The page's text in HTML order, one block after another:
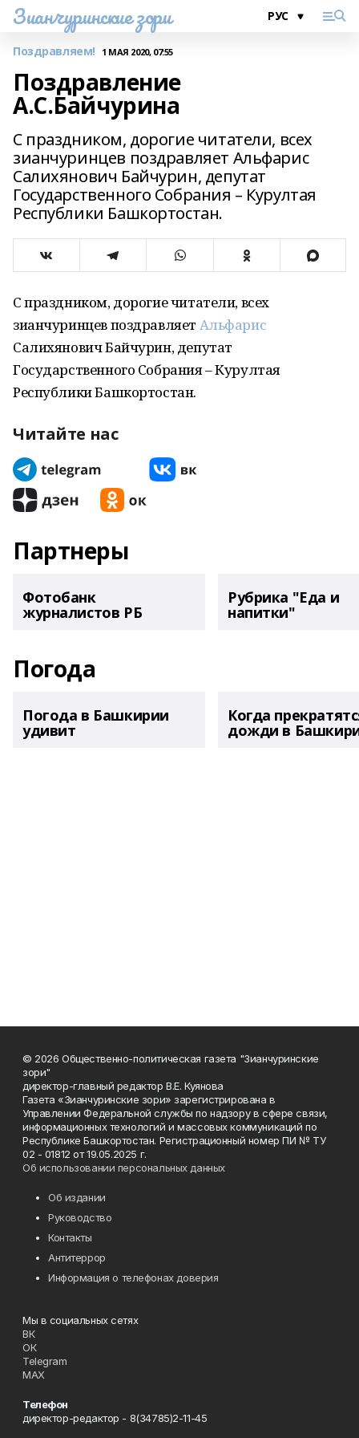
Зианчуринские зори
Поздравляем! 1 МАЯ 2020, 07:55
Поздравление
А.С.Байчурина
С праздником, дорогие читатели, всех
зианчуринцев поздравляет Альфарис
Салихянович Байчурин, депутат
Государственного Собрания – Курултая
Республики Башкортостан.
С праздником, дорогие читатели, всех
зианчуринцев поздравляет Альфарис
Салихянович Байчурин, депутат
Государственного Собрания – Курултая
Республики Башкортостан.
Читайте нас
Партнеры
Фотобанк
журналистов РБ
Рубрика "Еда и
напитки"
Погода
Погода в Башкирии
удивит
Когда
дожди в
© 2026 Общественно-политическая газета "Зианчуринские
зори"
директор-главный редактор В.Е. Куянова
Газета «Зианчуринские зори» зарегистрирована в
Управлении Федеральной службы по надзору в сфере связи,
информационных технологий и массовых коммуникаций по
Республике Башкортостан. Регистрационный номер ПИ № ТУ
02 - 01812 от 19.05.2025 г.
Об использовании персональных данных
Об издании
Руководство
Контакты
Антитеррор
Информация о телефонах доверия
Мы в социальных сетях
ВК
ОК
Telegram
MAX
Телефон
директор-редактор - 8(34785)2-11-45